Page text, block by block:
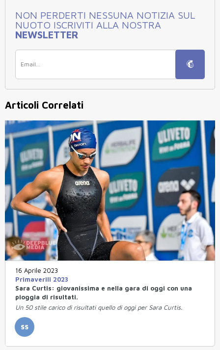
NON PERDERTI NESSUNA NOTIZIA SUL
NUOTO ISCRIVITI ALLA NOSTRA
NEWSLETTER
Articoli Correlati
16 Aprile 2023
Primaverili 2023
Sara Curtis: giovanissima e nella gara di oggi con una
pioggia di risultati.
Un 50 stile carico di risultati quello di oggi per Sara Curtis.
SS